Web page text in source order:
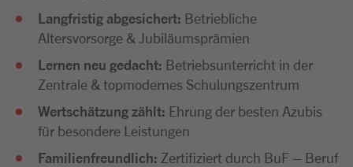
Langfristig abgesichert: Betriebliche
Altersvorsorge & Jubiläumsprämien
Lernen neu gedacht: Betriebsunterricht in der
Zentrale & topmodernes Schulungszentrum
Wertschätzung zählt: Ehrung der besten Azubis
für besondere Leistungen
Familienfreundlich: Zertifiziert durch BuF – Beruf